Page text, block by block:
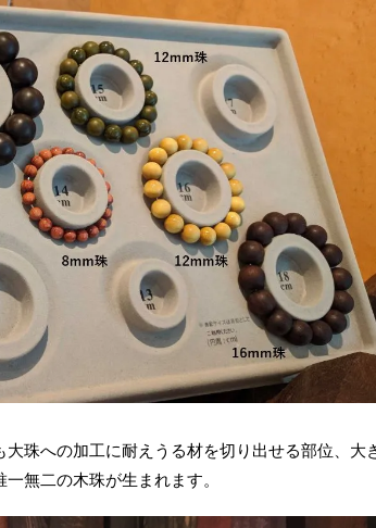
珠への加工に耐えうる材を切り出せる部位、大
無二の木珠が生まれます。